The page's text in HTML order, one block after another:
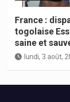
France :
togolaise
saine et
lundi, 3 août,